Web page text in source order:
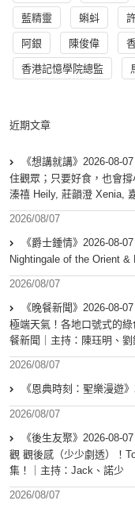
藍精靈 蝌蚪
阿銀 陳俊偉
香港記憶學院總監
近期文章
《想講就講》2026-08-
住觀眾；只要好食，也會
溱禧 Heily, 莊韻澄 Xenia,
2026/08/07
《爵士鍾情》2026-08-
Nightingale of the Orient
2026/08/07
《晚餐新聞》2026-08-
極端天氣！各地口號式的
餐新聞｜主持：陳珏明、劉
2026/08/07
《恩典時刻：聖樂漫遊
2026/08/07
《後生友聚》2026-08-
觀 觀後感（少少劇透）！
集！｜主持：Jack、諾少
2026/08/07